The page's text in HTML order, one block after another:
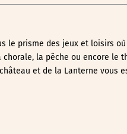
le prisme des jeux et loisirs
la pêche ou encore le
et de la Lanterne vous